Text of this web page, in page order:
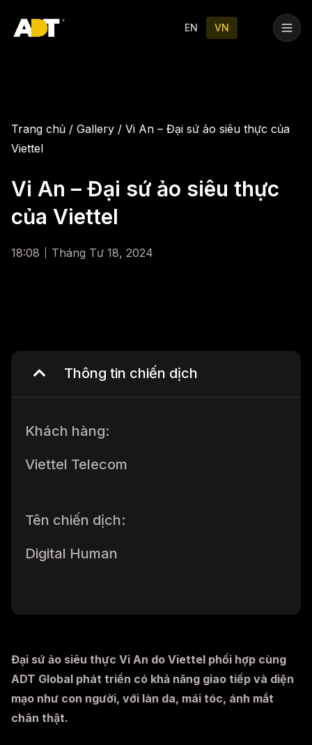
VN
EN
Trang chủ / Gallery / Vi An – Đại sứ ảo siêu thực của
Viettel
Vi An – Đại sứ ảo siêu thực
của Viettel
18:08 Tháng Tư 18, 2024
Thông tin chiến dịch
Khách hàng:
Viettel Telecom
Tên chiến dịch:
Digital Human
Đại sứ ảo siêu thực Vi An do Viettel phối hợp cùng
ADT Global phát triển có khả năng giao tiếp và diện
mạo như con người, với làn da, mái tóc, ánh mắt
chân thật.